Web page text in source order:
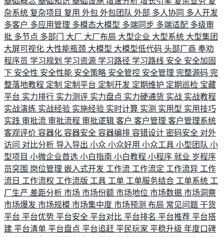
杂系统 复杂项目 复用 外包 外包团队 外部 多人协同 多人开发
多客户 多应用管理 多模态大模型 多端同步 多端适配 多级审
批 多节点 多部门 大厂 大厂布局 大型企业 大型系统 大型集团
大屏可视化 大性能瓶颈 大模型 大模型低代码 头部厂商 奉劝
程序员 学习规划 学习资源 学习路径 学习路线 安全 安全加固
下 安全性 安全性能 安全策略 安全管控 安全管理 完整源码 完
整落地教程 定制 定制平台 定制开发 定期维护 定期巡检 宝藏
平台 实力排行 实力测评 实力盘点 实力硬通货 实战 实战教程
实战演练 实战经验 实施经验 实时计算 实测 实用型 实用技巧
实践 审批流 审批流程 审批逻辑 客户 客户管理 客户管理系统
客观评价 容器化 容器安全 容器编排 容错设计 密码安全 对外
访问 对比分析 导入导出 小众 小众好用 小众工具 小型团队 小
型项目 小微企业首选 小白指南 小白教程 小程序 就业 岁程序
员突围 岗位管理 嵌入式开发 工作流 工作流定 工作流异 工作
流日 工作流权 工作流版 工具 工单 工单服务结合 工单系统 工
厂生产 差距分析 市场 市场份额 市场地位 市场数据 市场洞察
市场爆发 市场规模 市场集中度 市场预测 布局 常见问题 干货
平台 平台优势 平台安全 平台对比 平台排名 平台推荐 平台搭
建 平台清单 平台盘点 平台追赶 平民玩家 平稳升级 年度口碑